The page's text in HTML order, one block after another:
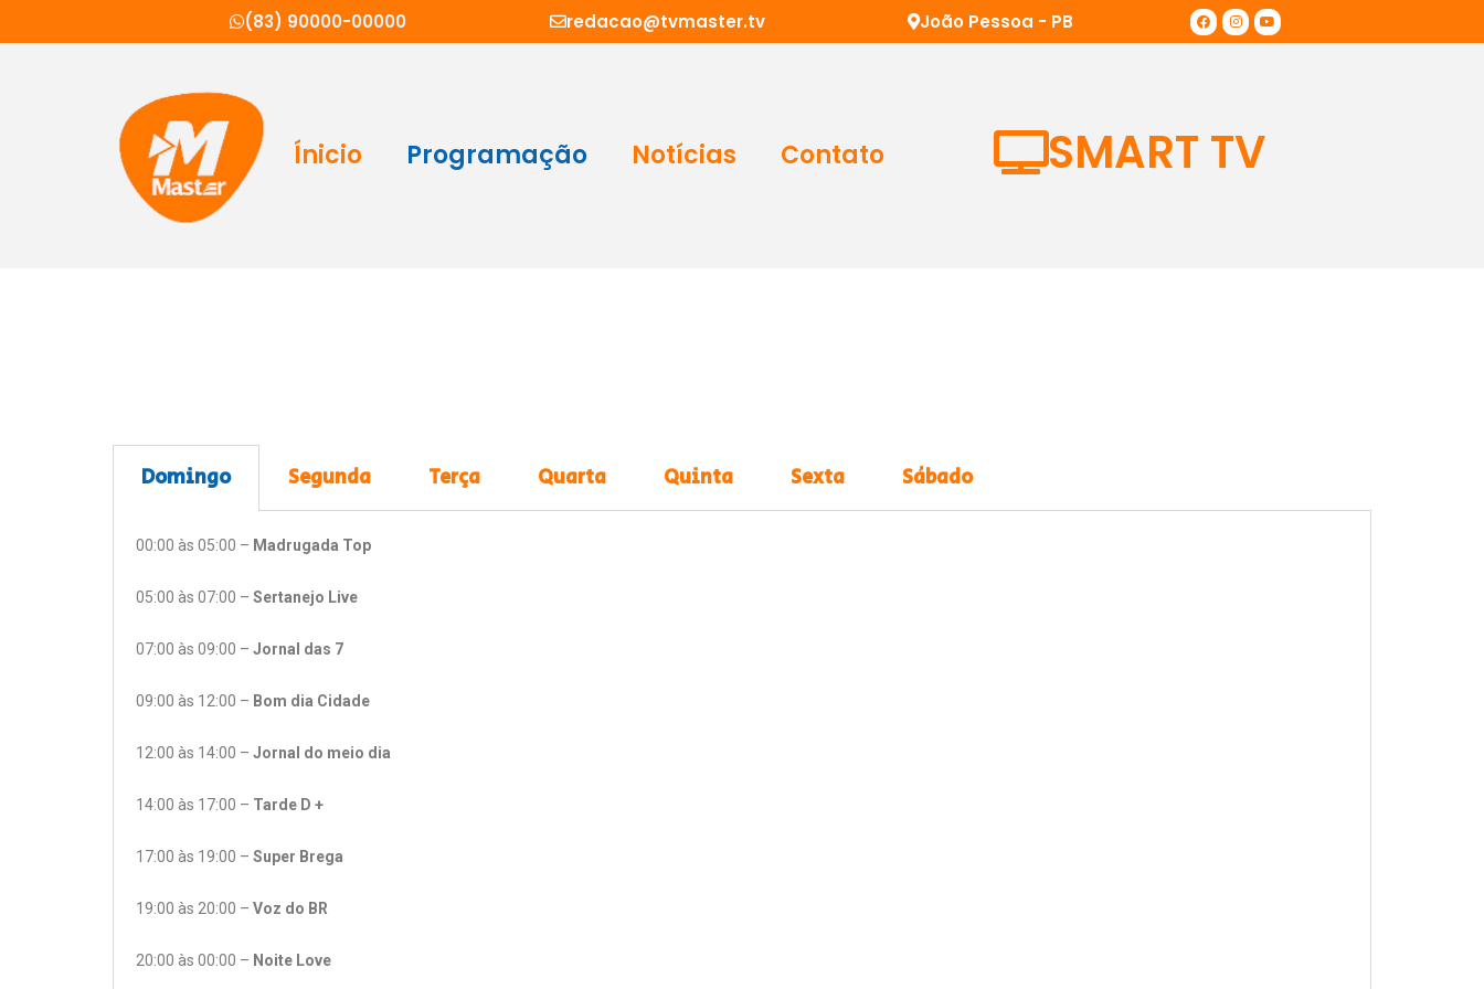
(83) 90000-00000 redacao@tvmaster.tv João Pessoa - PB
Ínicio Programação Notícias Contato SMART TV
Domingo Segunda Terça Quarta Quinta Sexta Sábado
00:00 às 05:00 – Madrugada Top
05:00 às 07:00 – Sertanejo Live
07:00 às 09:00 – Jornal das 7
09:00 às 12:00 – Bom dia Cidade
12:00 às 14:00 – Jornal do meio dia
14:00 às 17:00 – Tarde D +
17:00 às 19:00 – Super Brega
19:00 às 20:00 – Voz do BR
20:00 às 00:00 – Noite Love